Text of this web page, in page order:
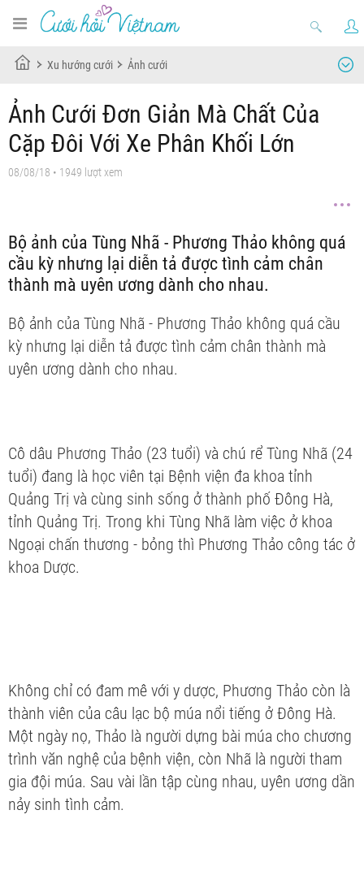
Xu hướng cưới Ảnh cưới
Ảnh Cưới Đơn Giản Mà Chất Của
Cặp Đôi Với Xe Phân Khối Lớn
08/08/18 • 1949 lượt xem
Bộ ảnh của Tùng Nhã - Phương Thảo không quá
cầu kỳ nhưng lại diễn tả được tình cảm chân
thành mà uyên ương dành cho nhau.
Bộ ảnh của Tùng Nhã - Phương Thảo không quá cầu
kỳ nhưng lại diễn tả được tình cảm chân thành mà
uyên ương dành cho nhau.
Cô dâu Phương Thảo (23 tuổi) và chú rể Tùng Nhã (24
tuổi) đang là học viên tại Bệnh viện đa khoa tỉnh
Quảng Trị và cùng sinh sống ở thành phố Đông Hà,
tỉnh Quảng Trị. Trong khi Tùng Nhã làm việc ở khoa
Ngoại chấn thương - bỏng thì Phương Thảo công tác ở
khoa Dược.
Không chỉ có đam mê với y dược, Phương Thảo còn là
thành viên của câu lạc bộ múa nổi tiếng ở Đông Hà.
Một ngày nọ, Thảo là người dựng bài múa cho chương
trình văn nghệ của bệnh viện, còn Nhã là người tham
gia đội múa. Sau vài lần tập cùng nhau, uyên ương dần
nảy sinh tình cảm.